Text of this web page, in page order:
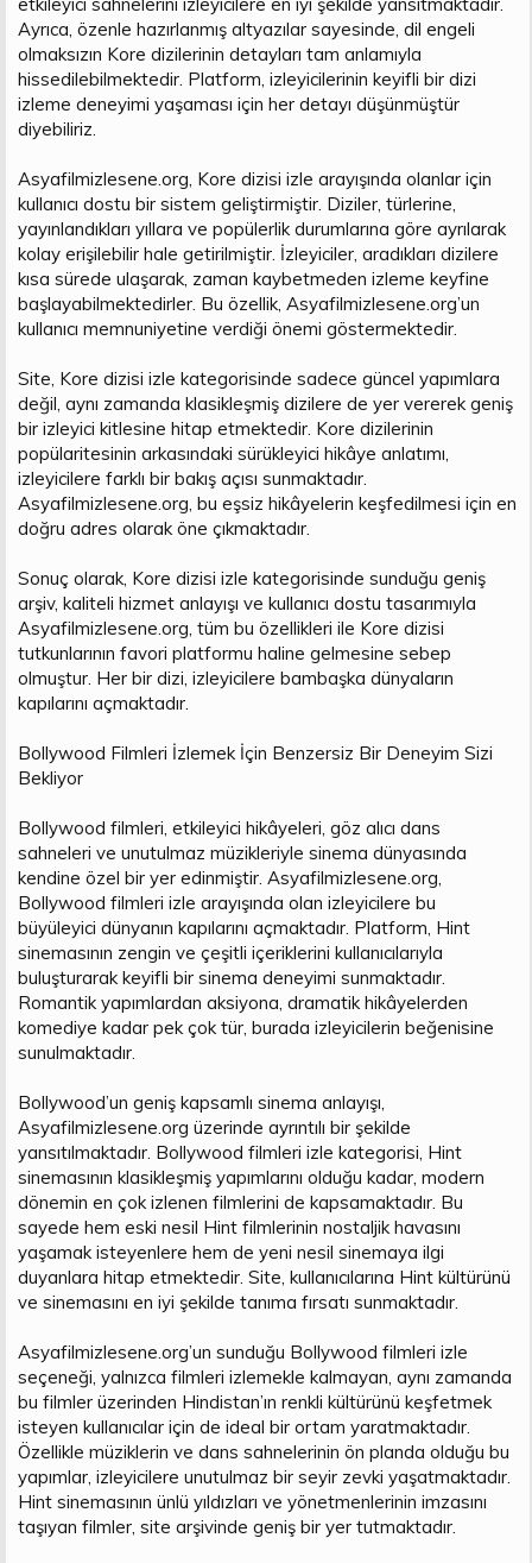
Ayrıca, özenle hazırlanmış altyazılar sayesinde, dil engeli
olmaksızın Kore dizilerinin detayları tam anlamıyla
hissedilebilmektedir. Platform, izleyicilerinin keyifli bir dizi
izleme deneyimi yaşaması için her detayı düşünmüştür
diyebiliriz.
Asyafilmizlesene.org, Kore dizisi izle arayışında olanlar için
kullanıcı dostu bir sistem geliştirmiştir. Diziler, türlerine,
yayınlandıkları yıllara ve popülerlik durumlarına göre ayrılarak
kolay erişilebilir hale getirilmiştir. İzleyiciler, aradıkları dizilere
kısa sürede ulaşarak, zaman kaybetmeden izleme keyfine
başlayabilmektedirler. Bu özellik, Asyafilmizlesene.org’un
kullanıcı memnuniyetine verdiği önemi göstermektedir.
Site, Kore dizisi izle kategorisinde sadece güncel yapımlara
değil, aynı zamanda klasikleşmiş dizilere de yer vererek geniş
bir izleyici kitlesine hitap etmektedir. Kore dizilerinin
popülaritesinin arkasındaki sürükleyici hikâye anlatımı,
izleyicilere farklı bir bakış açısı sunmaktadır.
Asyafilmizlesene.org, bu eşsiz hikâyelerin keşfedilmesi için en
doğru adres olarak öne çıkmaktadır.
Sonuç olarak, Kore dizisi izle kategorisinde sunduğu geniş
arşiv, kaliteli hizmet anlayışı ve kullanıcı dostu tasarımıyla
Asyafilmizlesene.org, tüm bu özellikleri ile Kore dizisi
tutkunlarının favori platformu haline gelmesine sebep
olmuştur. Her bir dizi, izleyicilere bambaşka dünyaların
kapılarını açmaktadır.
Bollywood Filmleri İzlemek İçin Benzersiz Bir Deneyim Sizi
Bekliyor
Bollywood filmleri, etkileyici hikâyeleri, göz alıcı dans
sahneleri ve unutulmaz müzikleriyle sinema dünyasında
kendine özel bir yer edinmiştir. Asyafilmizlesene.org,
Bollywood filmleri izle arayışında olan izleyicilere bu
büyüleyici dünyanın kapılarını açmaktadır. Platform, Hint
sinemasının zengin ve çeşitli içeriklerini kullanıcılarıyla
buluşturarak keyifli bir sinema deneyimi sunmaktadır.
Romantik yapımlardan aksiyona, dramatik hikâyelerden
komediye kadar pek çok tür, burada izleyicilerin beğenisine
sunulmaktadır.
Bollywood’un geniş kapsamlı sinema anlayışı,
Asyafilmizlesene.org üzerinde ayrıntılı bir şekilde
yansıtılmaktadır. Bollywood filmleri izle kategorisi, Hint
sinemasının klasikleşmiş yapımlarını olduğu kadar, modern
dönemin en çok izlenen filmlerini de kapsamaktadır. Bu
sayede hem eski nesil Hint filmlerinin nostaljik havasını
yaşamak isteyenlere hem de yeni nesil sinemaya ilgi
duyanlara hitap etmektedir. Site, kullanıcılarına Hint kültürünü
ve sinemasını en iyi şekilde tanıma fırsatı sunmaktadır.
Asyafilmizlesene.org’un sunduğu Bollywood filmleri izle
seçeneği, yalnızca filmleri izlemekle kalmayan, aynı zamanda
bu filmler üzerinden Hindistan’ın renkli kültürünü keşfetmek
isteyen kullanıcılar için de ideal bir ortam yaratmaktadır.
Özellikle müziklerin ve dans sahnelerinin ön planda olduğu bu
yapımlar, izleyicilere unutulmaz bir seyir zevki yaşatmaktadır.
Hint sinemasının ünlü yıldızları ve yönetmenlerinin imzasını
taşıyan filmler, site arşivinde geniş bir yer tutmaktadır.